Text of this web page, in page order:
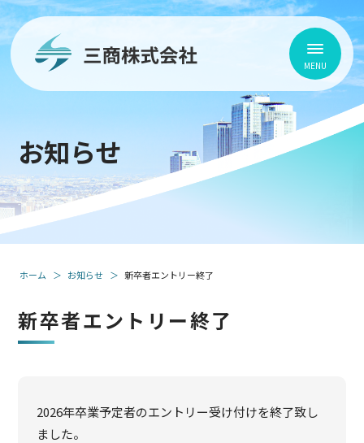
お知らせ
ホーム お知らせ 新卒者エントリー終了
新卒者エントリー終了
2026年卒業予定者のエントリー受け付けを終了致し
ました。